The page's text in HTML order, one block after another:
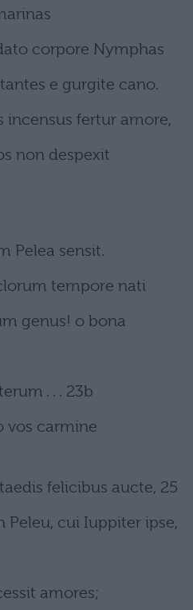
corpore Nymphas
e gurgite cano.
incensus fertur amore,
non despexit
Pelea sensit.
tempore nati
genus! o bona
. . . 23b
vos carmine
felicibus aucte, 25
Peleu, cui Iuppiter ipse,
amores;